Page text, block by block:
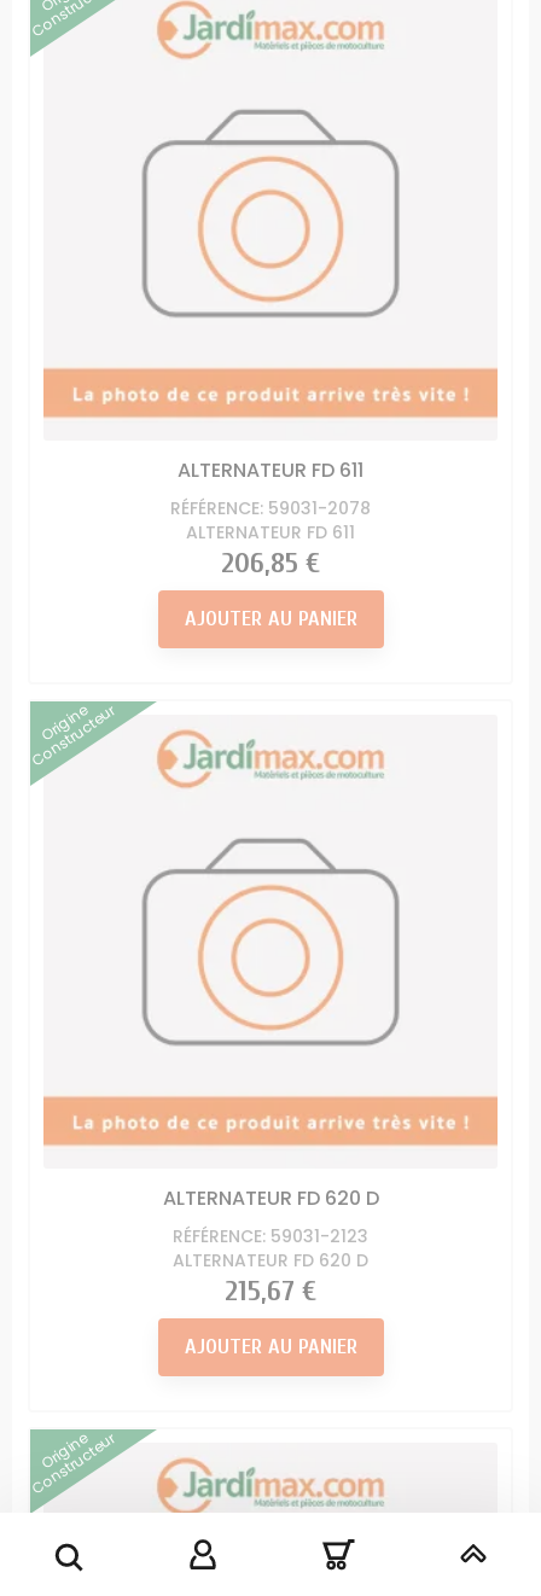
ALTERNATEUR FD 611
RÉFÉRENCE: 59031-2078
ALTERNATEUR FD 611
Prix
206,85 €
AJOUTER AU PANIER
Origine
Constructeur
ALTERNATEUR FD 620 D
RÉFÉRENCE: 59031-2123
ALTERNATEUR FD 620 D
Prix
215,67 €
AJOUTER AU PANIER
Origine
Constructeur